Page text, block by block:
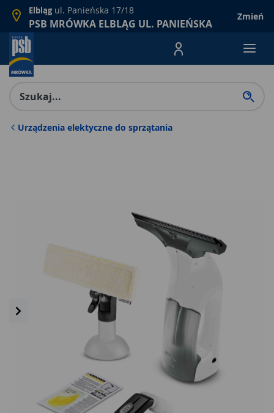
Elbląg ul. Panieńska 17/18
PSB MRÓWKA ELBLĄG UL. PANIEŃSKA
Zmień
Menu Produktów,
Urządzenia elektyczne do sprzątania